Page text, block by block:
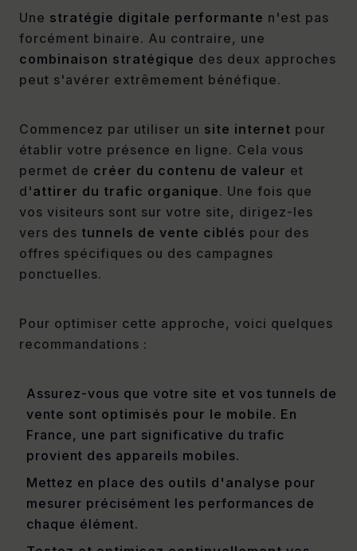
Une stratégie digitale performante n'est pas
forcément binaire. Au contraire, une
combinaison stratégique des deux approches
peut s'avérer extrêmement bénéfique.
Commencez par utiliser un site internet pour
établir votre présence en ligne. Cela vous
permet de créer du contenu de valeur et
d'attirer du trafic organique. Une fois que
vos visiteurs sont sur votre site, dirigez-les
vers des tunnels de vente ciblés pour des
offres spécifiques ou des campagnes
ponctuelles.
Pour optimiser cette approche, voici quelques
recommandations :
Assurez-vous que votre site et vos tunnels de
vente sont optimisés pour le mobile. En
France, une part significative du trafic
provient des appareils mobiles.
Mettez en place des outils d'analyse pour
mesurer précisément les performances de
chaque élément.